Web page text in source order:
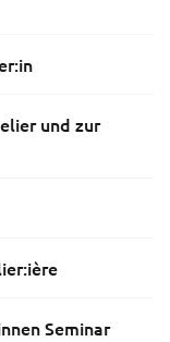
und zur
Seminar